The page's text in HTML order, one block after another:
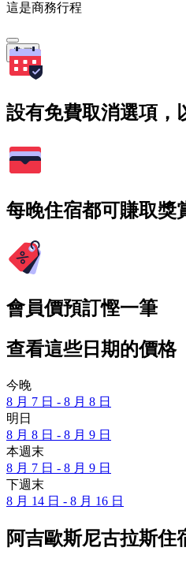
這是商務行程
搜尋
設有免費取消選項，
每晚住宿都可賺取獎
會員價預訂慳一筆
查看這些日期的價格
今晚
8 月 7 日 - 8 月 8 日
明日
8 月 8 日 - 8 月 9 日
本週末
8 月 7 日 - 8 月 9 日
下週末
8 月 14 日 - 8 月 16 日
阿吉歐斯尼古拉斯住